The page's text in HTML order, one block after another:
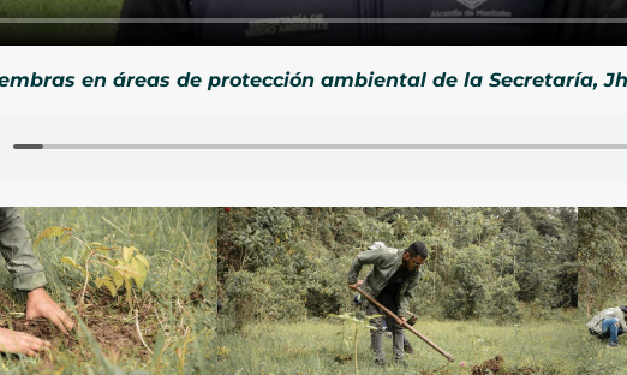
en áreas de protección ambiental de la Secretaría,